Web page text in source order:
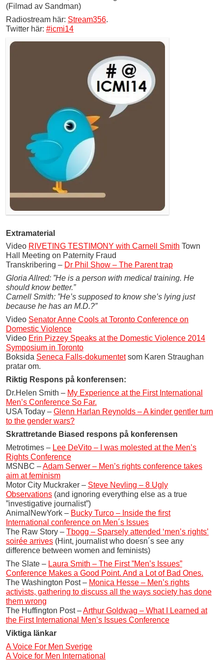
(Filmad av Sandman)
Radiostream här: Stream356.
Twitter här: #icmi14
Extramaterial
Video RIVETING TESTIMONY with Carnell Smith Town
Hall Meeting on Paternity Fraud
Transkribering – Dr Phil Show – The Parent trap
Gloria Allred: ”He is a person with medical training. He
should know better.”
Carnell Smith: ”He’s supposed to know she’s lying just
because he has an M.D.?”
Video Senator Anne Cools at Toronto Conference on
Domestic Violence
Video Erin Pizzey Speaks at the Domestic Violence 2014
Symposium in Toronto
Boksida Seneca Falls-dokumentetsom Karen Straughan
pratar om.
Riktig Respons på konferensen:
Dr.Helen Smith – My Experience at the First International
Men’s Conference So Far.
USA Today – Glenn Harlan Reynolds – A kinder gentler turn
to the gender wars?
Skrattretande Biased respons på konferensen
Metrotimes – Lee DeVito – I was molested at the Men’s
Rights Conference
MSNBC –Adam Serwer – Men’s rights conference takes
aim at feminism
Motor City Muckraker – Steve Nevling – 8 Ugly
Observations (and ignoring everything else as a true
”investigative journalist”)
AnimalNewYork – Bucky Turco – Inside the first
International conference on Men´s Issues
The Raw Story – Tbogg – Sparsely attended ‘men’s rights’
soirée arrives (Hint, journalist who doesn´s see any
difference between women and feminists)
The Slate – Laura Smith – The First ”Men’s Issues”
Conference Makes a Good Point. And a Lot of Bad Ones.
The Washington Post – Monica Hesse – Men’s rights
activists, gathering to discuss all the ways society has done
them wrong
The Huffington Post –Arthur Goldwag – What I Learned at
the First International Men’s Issues Conference
Viktiga länkar
A Voice For Men Sverige
A Voice for Men International